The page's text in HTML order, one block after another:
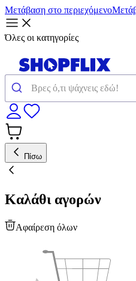
Μετάβαση στο περιεχόμενο
Όλες οι κατηγορίες
Πίσω
Καλάθι αγορών
Αφαίρεση όλων